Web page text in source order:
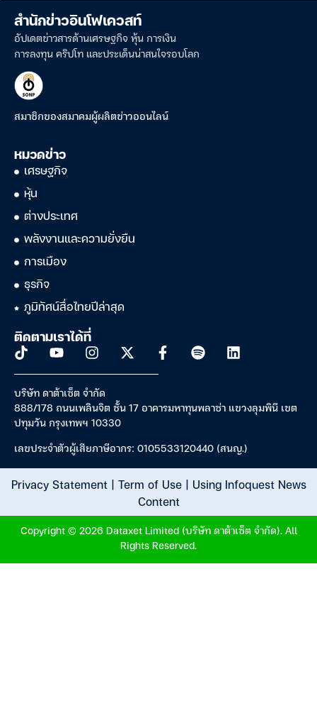
สำนักข่าวอินโฟเควสท์
อัปเดตข่าวสารด้านเศรษฐกิจ หุ้น การเงิน
การลงทุน คริปโท และประเด็นน่าสนใจรอบโลก
สมาชิกของสมาคมผู้ผลิตข่าวออนไลน์
หมวดข่าว
เศรษฐกิจ
หุ้น
ต่างประเทศ
พลังงานและความยั่งยืน
การเมือง
ธุรกิจ
ภูมิทัศน์สื่อไทยปีล่าสุด
ติดตามเราได้ที่
บริษัท ดาต้าเซ็ต จำกัด
888/178 ถนนเพลินจิต ชั้น 17 อาคารมหาทุนพลาซ่า แขวงลุมพินี เขต
ปทุมวัน กรุงเทพฯ 10330
เลขประจำตัวผู้เสียภาษีอากร: 0105533120440 (สนญ.)
Privacy Statement| Term of Use| Using Infoquest News
Content
Copyright © 2026 Dataxet Limited (บริษัท ดาต้าเซ็ต จำกัด). All
Rights Reserved.